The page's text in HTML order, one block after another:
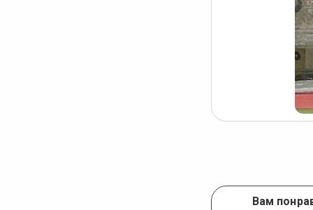
фото
Вам